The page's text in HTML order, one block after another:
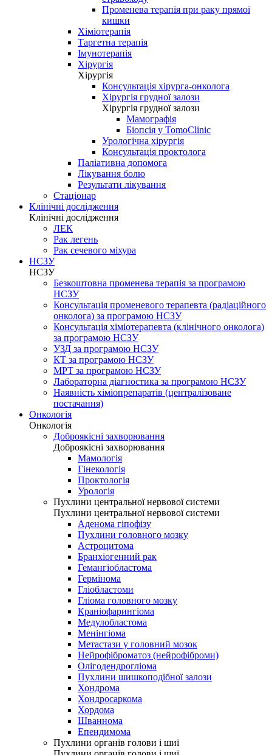
Променева терапія при раку прямої
кишки
Хіміотерапія
Таргетна терапія
Імунотерапія
Хірургія
Хірургія
Консультація хірурга-онколога
Хірургія грудної залози
Хірургія грудної залози
Мамографія
Біопсія у TomoClinic
Урологічна хірургія
Консультація проктолога
Паліативна допомога
Лікування болю
Результати лікування
Стаціонар
Клінічні дослідження
Клінічні дослідження
ЛЕК
Рак легень
Рак сечевого міхура
НСЗУ
НСЗУ
Безкоштовна променева терапія за програмою
НСЗУ
Консультація променевого терапевта (радіаційного
онколога) за програмою НСЗУ
Консультація хіміотерапевта (клінічного онколога)
за програмою НСЗУ
УЗД за програмою НСЗУ
КТ за програмою НСЗУ
МРТ за програмою НСЗУ
Лабораторна діагностика за програмою НСЗУ
Наявність хіміопрепаратів (централізоване
постачання)
Онкологія
Онкологія
Доброякісні захворювання
Доброякісні захворювання
Мамологія
Гінекологія
Проктологія
Урологія
Пухлини центральної нервової системи
Пухлини центральної нервової системи
Аденома гіпофізу
Пухлини головного мозку
Астроцитома
Бранхіогенний рак
Гемангіобластома
Гермінома
Гліобластоми
Гліома головного мозку
Краніофарингіома
Медулобластома
Менінгіома
Метастази у головний мозок
Нейрофіброматоз (нейрофіброми)
Олігодендрогліома
Пухлини шишкоподібної залози
Хондрома
Хондросаркома
Хордома
Шваннома
Епендимома
Пухлини органів голови і шиї